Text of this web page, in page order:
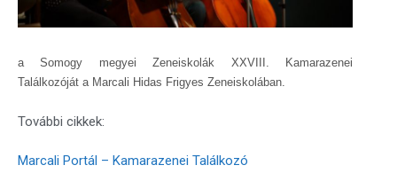
a Somogy megyei Zeneiskolák XXVIII. Kamarazenei
Találkozóját a Marcali Hidas Frigyes Zeneiskolában.
További cikkek:
Marcali Portál – Kamarazenei Találkozó